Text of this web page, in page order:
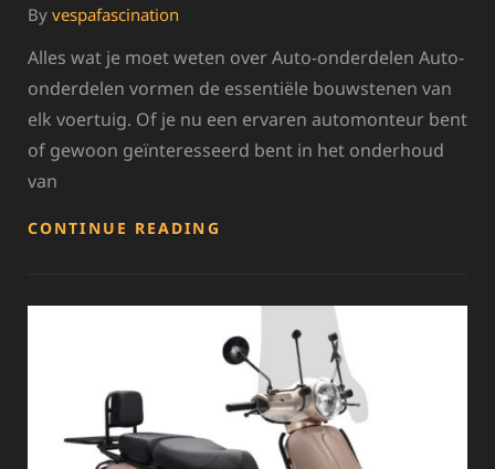
By vespafascination
Alles wat je moet weten over Auto-onderdelen Auto-
onderdelen vormen de essentiële bouwstenen van
elk voertuig. Of je nu een ervaren automonteur bent
of gewoon geïnteresseerd bent in het onderhoud
van
CONTINUE READING
ONDERDELEN:
EEN
GIDS
VOOR
AUTOBEZITTERS